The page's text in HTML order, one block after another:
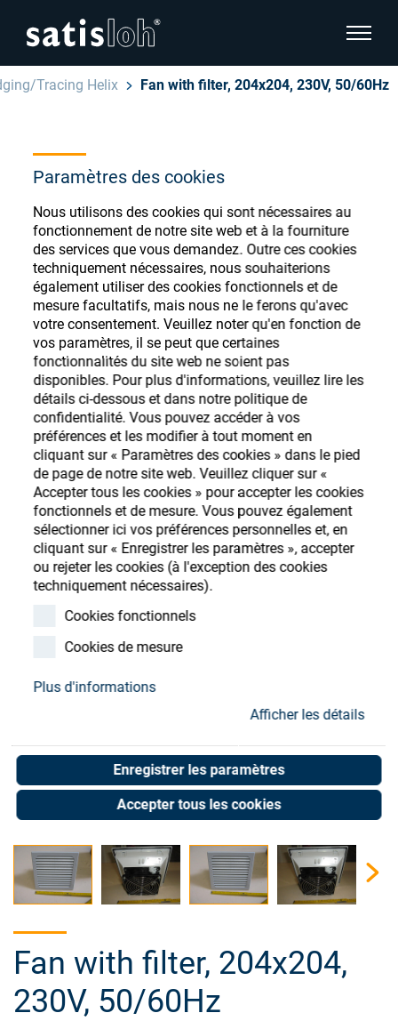
Paramètres des cookies
Nous utilisons des cookies qui sont nécessaires au
fonctionnement de notre site web et à la fourniture
des services que vous demandez. Outre ces cookies
techniquement nécessaires, nous souhaiterions
également utiliser des cookies fonctionnels et de
mesure facultatifs, mais nous ne le ferons qu'avec
votre consentement. Veuillez noter qu'en fonction de
vos paramètres, il se peut que certaines
fonctionnalités du site web ne soient pas
disponibles. Pour plus d'informations, veuillez lire les
détails ci-dessous et dans notre politique de
confidentialité. Vous pouvez accéder à vos
préférences et les modifier à tout moment en
cliquant sur « Paramètres des cookies » dans le pied
de page de notre site web. Veuillez cliquer sur «
Accepter tous les cookies » pour accepter les cookies
fonctionnels et de mesure. Vous pouvez également
sélectionner ici vos préférences personnelles et, en
cliquant sur « Enregistrer les paramètres », accepter
ou rejeter les cookies (à l'exception des cookies
techniquement nécessaires).
Cookies fonctionnels
Cookies de mesure
Plus d'informations
Afficher les détails
Enregistrer les paramètres
Accepter tous les cookies
afficher
Français
Ophtalmique
Optique de précision
Qui sommes-nous ?
Carrière
Ressources
Contact
Store
cacher la navigation de la page
English
Deutsch
Español
汉语
Tracing Helix Fan with filter, 204x204, 230V, 50/60Hz
Magasin de
consommables
ophtalmiques
Enregistrez-vous ou connectez-vous pour
accéder à vos comptes et découvrir notre
large gamme de consommables ophtalmiques
S'enregistrer Login
Fan with filter, 204x204,
230V, 50/60Hz